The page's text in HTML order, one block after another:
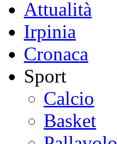
Attualità
Irpinia
Cronaca
Sport
Calcio
Basket